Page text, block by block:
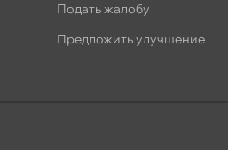
Подать жалобу
Предложить улучшение